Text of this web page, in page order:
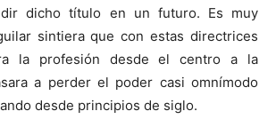
dicho título en un futuro. Es muy
sintiera que con estas directrices
la profesión desde el centro a la
a perder el poder casi omnímodo
desde principios de siglo.